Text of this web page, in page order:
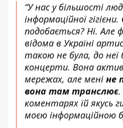
“У нас у більшості
інформаційної гігієни.
подобається? Ні.
відома в Україні
такою не була, до неї
концерти. Вона
мережах, але мені не
вона там транслює
коментарях їй якусь
моєю інформаційною